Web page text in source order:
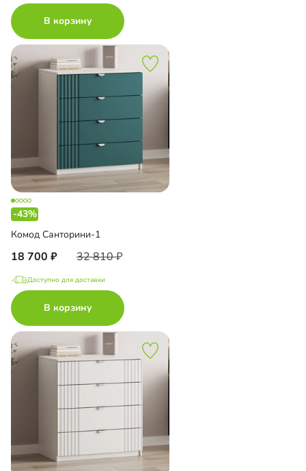
В корзину
-43%
Комод Санторини-1
18 700 32 810
Доступно для доставки
В корзину